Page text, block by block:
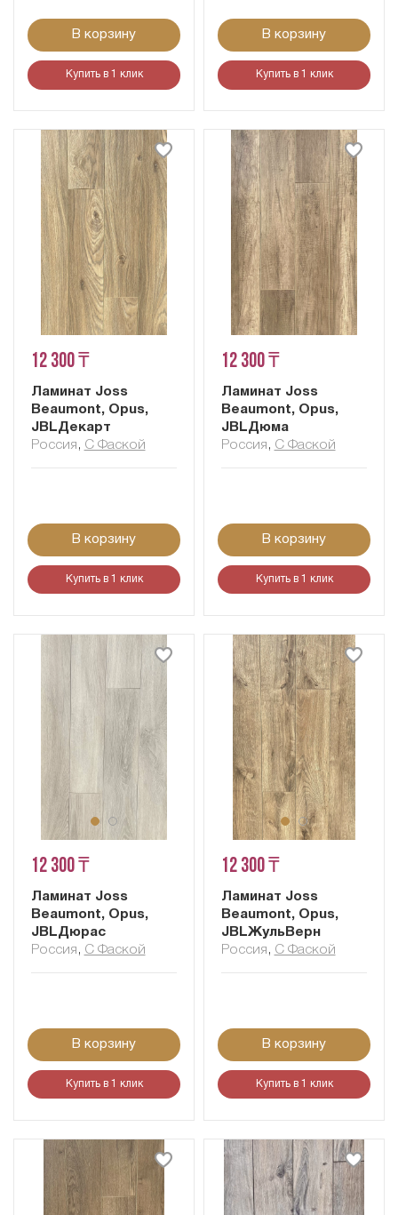
В корзину
Купить в 1 клик
В корзину
Купить в 1 клик
12 300 ₸
Ламинат Joss
Beaumont, Opus,
JBLДекарт
Россия , С Фаской
В корзину
Купить в 1 клик
12 300 ₸
Ламинат Joss
Beaumont, Opus,
JBLДюма
Россия , С Фаской
В корзину
Купить в 1 клик
12 300 ₸
Ламинат Joss
Beaumont, Opus,
JBLДюрас
Россия , С Фаской
В корзину
Купить в 1 клик
12 300 ₸
Ламинат Joss
Beaumont, Opus,
JBLЖульВерн
Россия , С Фаской
В корзину
Купить в 1 клик